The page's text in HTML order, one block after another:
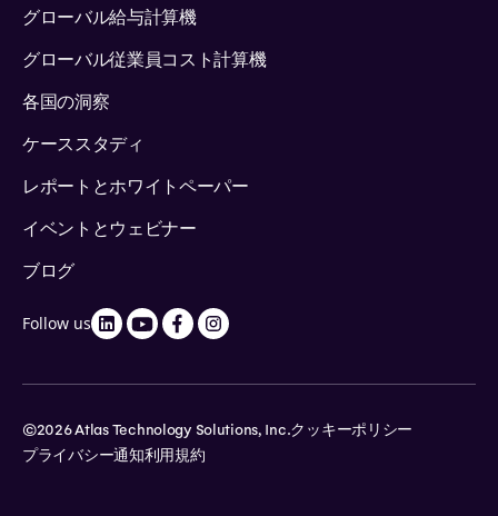
エジプト
エルサルバドル
エストニア
フィンランド
フランス
ガンビア
グローバル給与計算機
グローバル従業員コスト計算機
各国の洞察
ケーススタディ
レポートとホワイトペーパー
イベントとウェビナー
ブログ
Follow us
©2026 Atlas Technology Solutions, Inc.クッキーポリシー
プライバシー通知利用規約